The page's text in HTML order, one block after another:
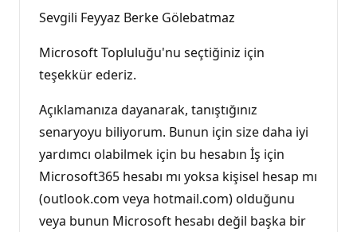
Sevgili Feyyaz Berke Gölebatmaz
Microsoft Topluluğu'nu seçtiğiniz için
teşekkür ederiz.
Açıklamanıza dayanarak, tanıştığınız
senaryoyu biliyorum. Bunun için size daha iyi
yardımcı olabilmek için bu hesabın İş için
Microsoft365 hesabı mı yoksa kişisel hesap mı
(outlook.com veya hotmail.com) olduğunu
veya bunun Microsoft hesabı değil başka bir